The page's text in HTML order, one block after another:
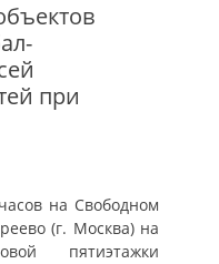
при
на Свободном
(г. Москва) на
пятиэтажки